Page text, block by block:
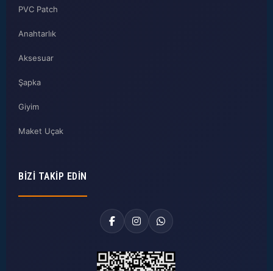
PVC Patch
Anahtarlık
Aksesuar
Şapka
Giyim
Maket Uçak
BIZI TAKIP EDIN